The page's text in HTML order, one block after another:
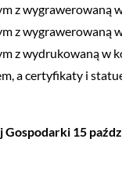
z wygrawerowaną
z wygrawerowaną
z wydrukowaną w
a certyfikaty i
Gospodarki 15